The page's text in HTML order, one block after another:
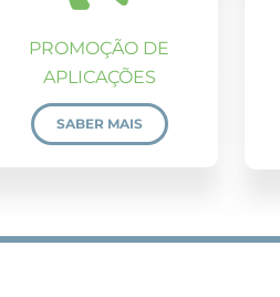
PROMOÇÃO DE
APLICAÇÕES
SABER MAIS